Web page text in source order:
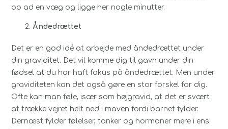
op ad en væg og ligge her nogle minutter.
Åndedrættet
Det er en god idé at arbejde med åndedrættet under
din graviditet. Det vil komme dig til gavn under din
fødsel at du har haft fokus på åndedrættet. Men under
graviditeten kan det også gøre en stor forskel for dig.
Ofte kan man føle, især som højgravid, at det er svært
at trække vejret helt ned i maven fordi barnet fylder.
Dernæst fylder følelser, tanker og hormoner mere i ens